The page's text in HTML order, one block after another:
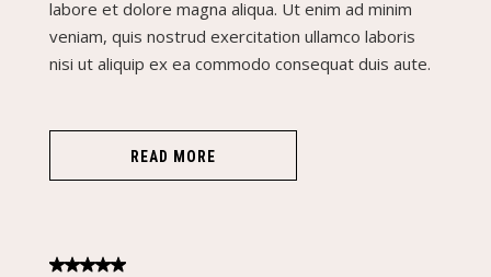
labore et dolore magna aliqua. Ut enim ad minim
veniam, quis nostrud exercitation ullamco laboris
nisi ut aliquip ex ea commodo consequat duis aute.
READ MORE